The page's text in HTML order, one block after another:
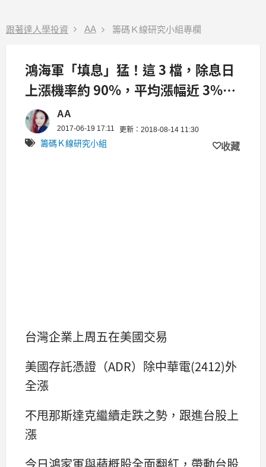
跟著達人學投資 AA 籌碼Ｋ線研究小組專欄
鴻海軍「填息」猛！這 3 檔，除息日
上漲機率約 90%，平均漲幅近 3%，
不知道好可惜...
AA
2017-06-19 17:11 更新：2018-08-14 11:30
籌碼Ｋ線研究小組 收藏
台灣企業上周五在美國交易
美國存託憑證（ADR）除中華電(2412)外
全漲
不甩那斯達克繼續走跌之勢，跟進台股上
漲